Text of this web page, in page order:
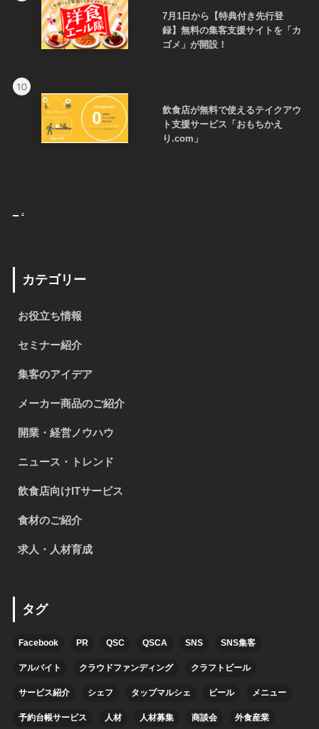
7月1日から【特典付き先行登
録】無料の集客支援サイトを「カ
ゴメ」が開設！
10
飲食店が無料で使えるテイクアウ
ト支援サービス「おもちかえ
り.com」
.
カテゴリー
お役立ち情報
セミナー紹介
集客のアイデア
メーカー商品のご紹介
開業・経営ノウハウ
ニュース・トレンド
飲食店向けITサービス
食材のご紹介
求人・人材育成
タグ
Facebook PR QSC QSCA SNS SNS集客
アルバイト クラウドファンディング クラフトビール
サービス紹介 シェフ タップマルシェ ビール メニュー
予約台帳サービス 人材 人材募集 商談会 外食産業